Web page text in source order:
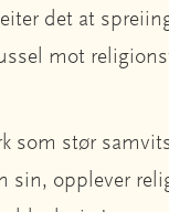
det at
mot
som stør
sin, opplever